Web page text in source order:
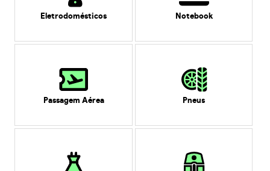
Eletrodomésticos Notebook
Passagem Aérea Pneus